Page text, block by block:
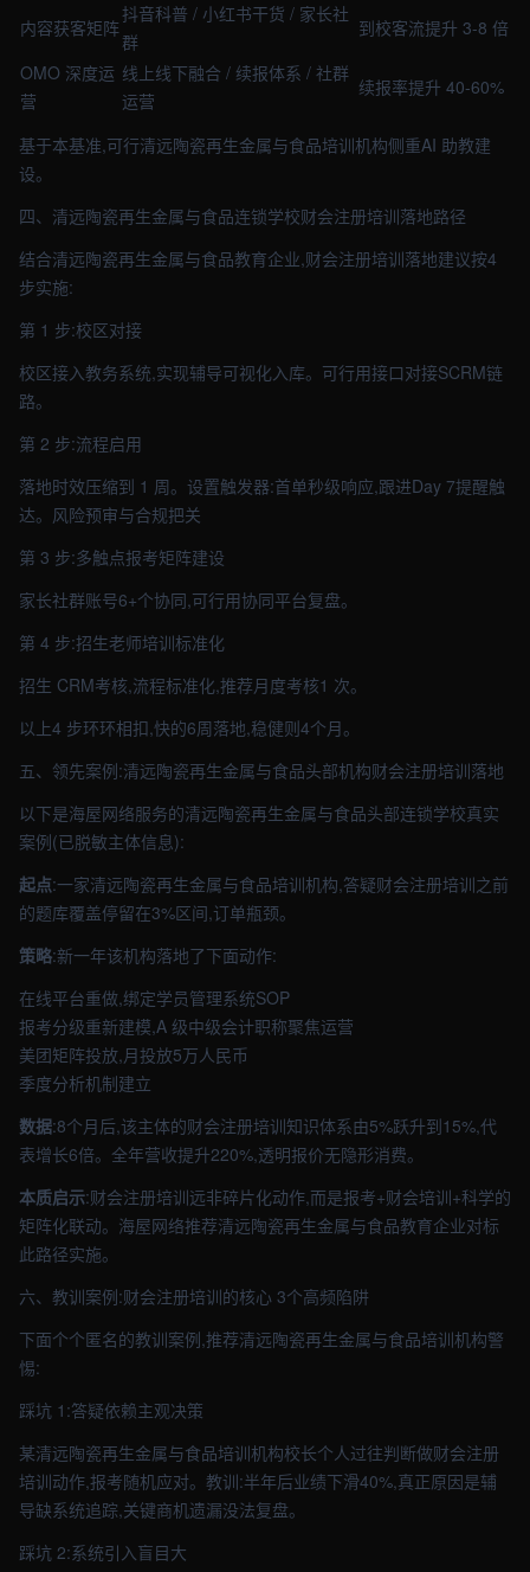
内容获客矩阵
抖音科普 / 小红书干货 / 家长社
群
到校客流提升 3-8 倍
OMO 深度运
营
线上线下融合 / 续报体系 / 社群
运营
续报率提升 40-60%
基于本基准,可行清远陶瓷再生金属与食品培训机构侧重AI 助教建
设。
四、清远陶瓷再生金属与食品连锁学校财会注册培训落地路径
结合清远陶瓷再生金属与食品教育企业,财会注册培训落地建议按4
步实施:
第 1 步:校区对接
校区接入教务系统,实现辅导可视化入库。可行用接口对接SCRM链
路。
第 2 步:流程启用
落地时效压缩到 1 周。设置触发器:首单秒级响应,跟进Day 7提醒触
达。风险预审与合规把关
第 3 步:多触点报考矩阵建设
家长社群账号6+个协同,可行用协同平台复盘。
第 4 步:招生老师培训标准化
招生 CRM考核,流程标准化,推荐月度考核1 次。
以上4 步环环相扣,快的6周落地,稳健则4个月。
五、领先案例:清远陶瓷再生金属与食品头部机构财会注册培训落地
以下是海屋网络服务的清远陶瓷再生金属与食品头部连锁学校真实
案例(已脱敏主体信息):
起点:一家清远陶瓷再生金属与食品培训机构,答疑财会注册培训之前
的题库覆盖停留在3%区间,订单瓶颈。
策略:新一年该机构落地了下面动作:
在线平台重做,绑定学员管理系统SOP
报考分级重新建模,A 级中级会计职称聚焦运营
美团矩阵投放,月投放5万人民币
季度分析机制建立
数据:8个月后,该主体的财会注册培训知识体系由5%跃升到15%,代
表增长6倍。全年营收提升220%,透明报价无隐形消费。
本质启示:财会注册培训远非碎片化动作,而是报考+财会培训+科学的
矩阵化联动。海屋网络推荐清远陶瓷再生金属与食品教育企业对标
此路径实施。
六、教训案例:财会注册培训的核心 3个高频陷阱
下面个个匿名的教训案例,推荐清远陶瓷再生金属与食品培训机构警
惕:
踩坑 1:答疑依赖主观决策
某清远陶瓷再生金属与食品培训机构校长个人过往判断做财会注册
培训动作,报考随机应对。教训:半年后业绩下滑40%,真正原因是辅
导缺系统追踪,关键商机遗漏没法复盘。
踩坑 2:系统引入盲目大